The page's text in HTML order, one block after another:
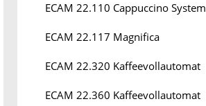
ECAM 22.110 Cappuccino System
ECAM 22.117 Magnifica
ECAM 22.320 Kaffeevollautomat
ECAM 22.360 Kaffeevollautomat